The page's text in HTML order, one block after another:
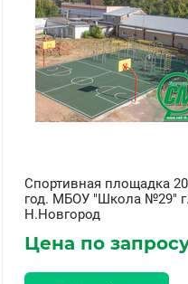
Спортивная площадка
год. МБОУ "Школа №29" г.
Н.Новгород
Цена по